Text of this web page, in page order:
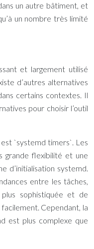
un autre bâtiment, et
un nombre très limité
et largement utilisé
d’autres alternatives
certains contextes. Il
pour choisir l’outil
`systemd timers`. Les
grande flexibilité et une
d’initialisation systemd.
entre les tâches,
sophistiquée et de
Cependant, la
est plus complexe que